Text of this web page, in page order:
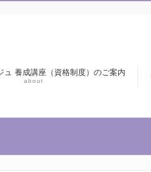
ュ 養成講座（資格制度）のご案内
about